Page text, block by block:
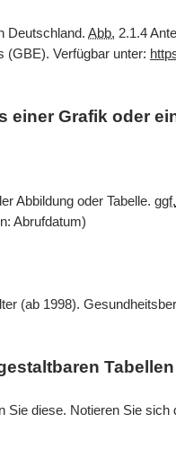
Deutschland. Abb. 2.1.4
(GBE). Verfügbar unter:
einer Grafik oder
Abbildung oder Tabelle. ggf.
Abrufdatum)
(ab 1998).
Tabellen
Sie diese. Notieren Sie sich